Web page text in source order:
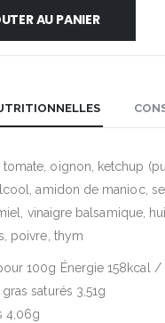
AU PANIER
tomate, oignon, ketchup
amidon de manioc,
vinaigre balsamique,
poivre, thym
100g Énergie 158kcal /
saturés 3,51g
4,06g